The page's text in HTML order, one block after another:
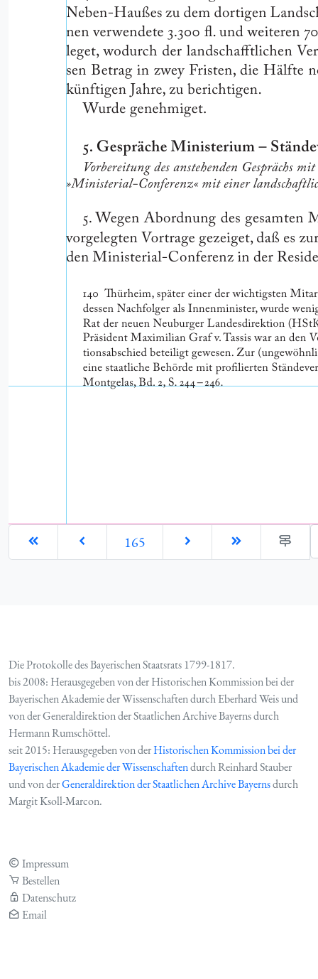
165
Die Protokolle des Bayerischen Staatsrats 1799-1817.
bis 2008: Herausgegeben von der Historischen Kommission bei der
Bayerischen Akademie der Wissenschaften durch Eberhard Weis und
von der Generaldirektion der Staatlichen Archive Bayerns durch
Hermann Rumschöttel.
seit 2015: Herausgegeben von derHistorischen Kommission bei der
Bayerischen Akademie der Wissenschaftendurch Reinhard Stauber
und von derGeneraldirektion der Staatlichen Archive Bayernsdurch
Margit Ksoll-Marcon.
Impressum
Bestellen
Datenschutz
Email